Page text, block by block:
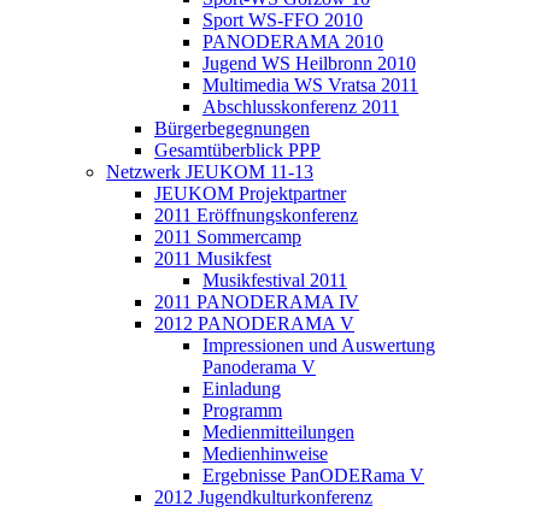
Sport WS-FFO 2010
PANODERAMA 2010
Jugend WS Heilbronn 2010
Multimedia WS Vratsa 2011
Abschlusskonferenz 2011
Bürgerbegegnungen
Gesamtüberblick PPP
Netzwerk JEUKOM 11-13
JEUKOM Projektpartner
2011 Eröffnungskonferenz
2011 Sommercamp
2011 Musikfest
Musikfestival 2011
2011 PANODERAMA IV
2012 PANODERAMA V
Impressionen und Auswertung
Panoderama V
Einladung
Programm
Medienmitteilungen
Medienhinweise
Ergebnisse PanODERama V
2012 Jugendkulturkonferenz